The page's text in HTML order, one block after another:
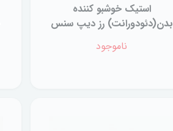
استیک خوشبو کننده
بدن(دئودورانت) رز دیپ سنس
ناموجود